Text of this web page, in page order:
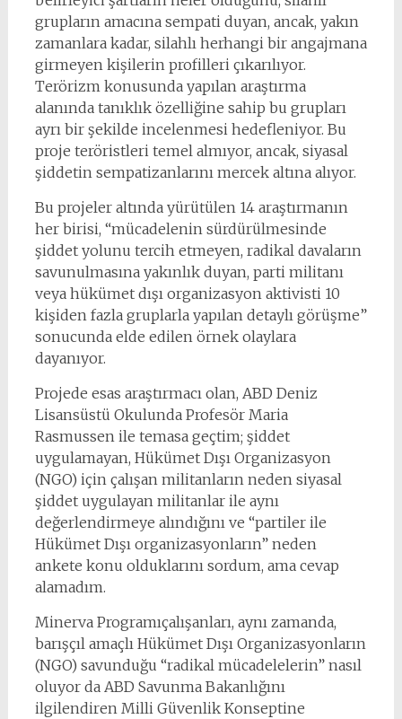
grupların amacına sempati duyan, ancak, yakın
zamanlara kadar, silahlı herhangi bir angajmana
girmeyen kişilerin profilleri çıkarılıyor.
Terörizm konusunda yapılan araştırma
alanında tanıklık özelliğine sahip bu grupları
ayrı bir şekilde incelenmesi hedefleniyor. Bu
proje teröristleri temel almıyor, ancak, siyasal
şiddetin sempatizanlarını mercek altına alıyor.
Bu projeler altında yürütülen 14 araştırmanın
her birisi, “mücadelenin sürdürülmesinde
şiddet yolunu tercih etmeyen, radikal davaların
savunulmasına yakınlık duyan, parti militanı
veya hükümet dışı organizasyon aktivisti 10
kişiden fazla gruplarla yapılan detaylı görüşme”
sonucunda elde edilen örnek olaylara
dayanıyor.
Projede esas araştırmacı olan, ABD Deniz
Lisansüstü Okulunda Profesör Maria
Rasmussen ile temasa geçtim; şiddet
uygulamayan, Hükümet Dışı Organizasyon
(NGO) için çalışan militanların neden siyasal
şiddet uygulayan militanlar ile aynı
değerlendirmeye alındığını ve “partiler ile
Hükümet Dışı organizasyonların” neden
ankete konu olduklarını sordum, ama cevap
alamadım.
Minerva Programıçalışanları, aynı zamanda,
barışçıl amaçlı Hükümet Dışı Organizasyonların
(NGO) savunduğu “radikal mücadelelerin” nasıl
oluyor da ABD Savunma Bakanlığını
ilgilendiren Milli Güvenlik Konseptine